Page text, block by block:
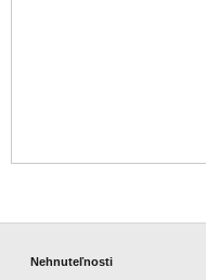
Nehnuteľnosti